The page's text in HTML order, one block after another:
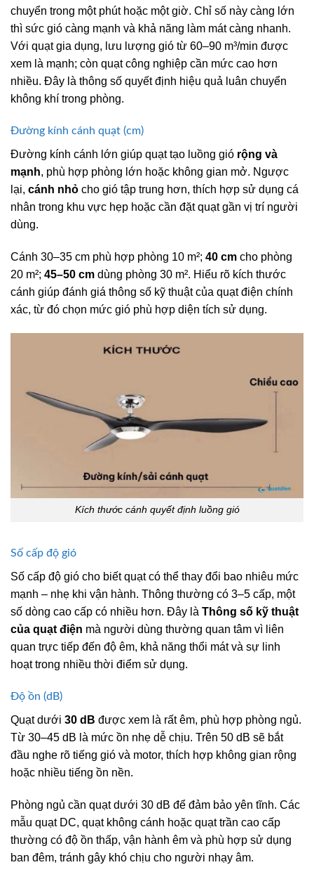
chuyển trong một phút hoặc một giờ. Chỉ số này càng lớn
thì sức gió càng mạnh và khả năng làm mát càng nhanh.
Với quạt gia dụng, lưu lượng gió từ 60–90 m³/min được
xem là mạnh; còn quạt công nghiệp cần mức cao hơn
nhiều. Đây là thông số quyết định hiệu quả luân chuyển
không khí trong phòng.
Đường kính cánh quạt (cm)
Đường kính cánh lớn giúp quạt tạo luồng gió rộng và
mạnh, phù hợp phòng lớn hoặc không gian mở. Ngược
lại, cánh nhỏ cho gió tập trung hơn, thích hợp sử dụng cá
nhân trong khu vực hẹp hoặc cần đặt quạt gần vị trí người
dùng.
Cánh 30–35 cm phù hợp phòng 10 m²; 40 cm cho phòng
20 m²; 45–50 cm dùng phòng 30 m². Hiểu rõ kích thước
cánh giúp đánh giá thông số kỹ thuật của quạt điện chính
xác, từ đó chọn mức gió phù hợp diện tích sử dụng.
Kích thước cánh quyết định luồng gió
Số cấp độ gió
Số cấp độ gió cho biết quạt có thể thay đổi bao nhiêu mức
mạnh – nhẹ khi vận hành. Thông thường có 3–5 cấp, một
số dòng cao cấp có nhiều hơn. Đây là Thông số kỹ thuật
của quạt điện mà người dùng thường quan tâm vì liên
quan trực tiếp đến độ êm, khả năng thổi mát và sự linh
hoạt trong nhiều thời điểm sử dụng.
Độ ồn (dB)
Quạt dưới 30 dB được xem là rất êm, phù hợp phòng ngủ.
Từ 30–45 dB là mức ồn nhẹ dễ chịu. Trên 50 dB sẽ bắt
đầu nghe rõ tiếng gió và motor, thích hợp không gian rộng
hoặc nhiều tiếng ồn nền.
Phòng ngủ cần quạt dưới 30 dB để đảm bảo yên tĩnh. Các
mẫu quạt DC, quạt không cánh hoặc quạt trần cao cấp
thường có độ ồn thấp, vận hành êm và phù hợp sử dụng
ban đêm, tránh gây khó chịu cho người nhạy âm.